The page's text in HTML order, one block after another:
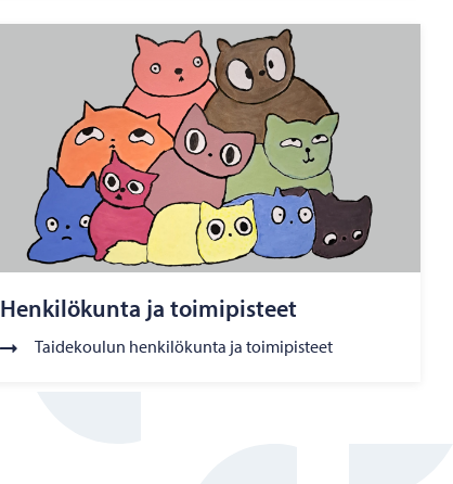
Henkilökunta ja toimipisteet
Taidekoulun henkilökunta ja toimipisteet